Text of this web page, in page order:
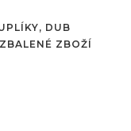
DUB
ZBOŽÍ